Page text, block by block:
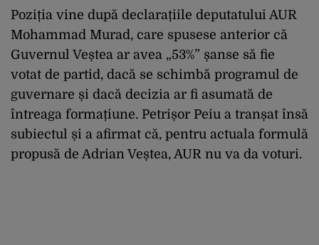
Poziția vine după declarațiile deputatului AUR
Mohammad Murad, care spusese anterior că
Guvernul Veștea ar avea „53%” șanse să fie
votat de partid, dacă se schimbă programul de
guvernare și dacă decizia ar fi asumată de
întreaga formațiune. Petrișor Peiu a tranșat însă
subiectul și a afirmat că, pentru actuala formulă
propusă de Adrian Veștea, AUR nu va da voturi.